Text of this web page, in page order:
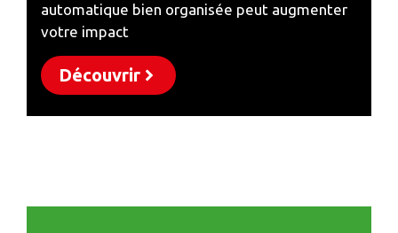
automatique bien organisée peut augmenter
votre impact
Découvrir